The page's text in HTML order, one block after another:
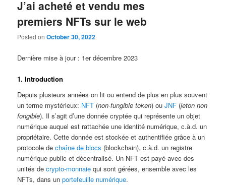
J’ai acheté et vendu mes
premiers NFTs sur le web
Posted onOctober 30, 2022
Dernière mise à jour : 1er décembre 2023
1. Introduction
Depuis plusieurs années on lit ou entend de plus en plus souvent
un terme mystérieux: NFT (non-fungible token) ouJNF (jeton non
fongible). Il s’agit d’une donnée cryptée qui représente un objet
numérique auquel est rattachée une identité numérique, c.à.d. un
propriétaire. Cette donnée est stockée et authentifiée grâce à un
protocole dechaîne de blocs (blockchain), c.à.d. un registre
numérique public et décentralisé. Un NFT est payé avec des
unités decrypto-monnaie qui sont gérées, ensemble avec les
NFTs, dans unportefeuille numérique.